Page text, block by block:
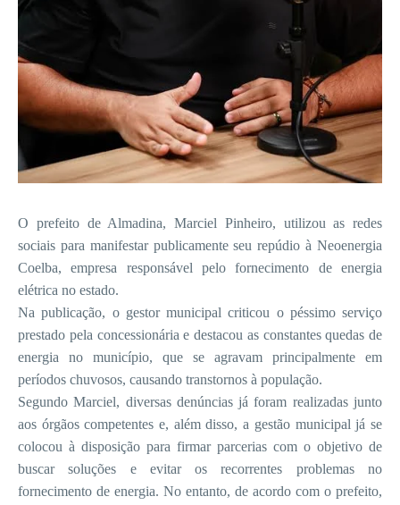
O prefeito de Almadina, Marciel Pinheiro, utilizou as redes
sociais para manifestar publicamente seu repúdio à Neoenergia
Coelba, empresa responsável pelo fornecimento de energia
elétrica no estado.
Na publicação, o gestor municipal criticou o péssimo serviço
prestado pela concessionária e destacou as constantes quedas de
energia no município, que se agravam principalmente em
períodos chuvosos, causando transtornos à população.
Segundo Marciel, diversas denúncias já foram realizadas junto
aos órgãos competentes e, além disso, a gestão municipal já se
colocou à disposição para firmar parcerias com o objetivo de
buscar soluções e evitar os recorrentes problemas no
fornecimento de energia. No entanto, de acordo com o prefeito,